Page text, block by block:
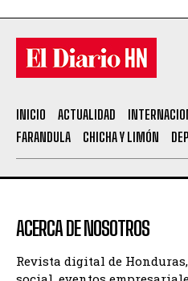
INICIO ACTUALIDAD
FARANDULA
CHICHA Y LIMÓN
ACERCA DE NOSOTROS
Revista digital de